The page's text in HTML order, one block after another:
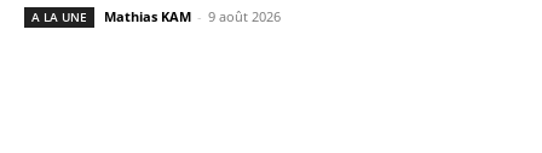
A LA UNE Mathias KAM - 9 août 2026